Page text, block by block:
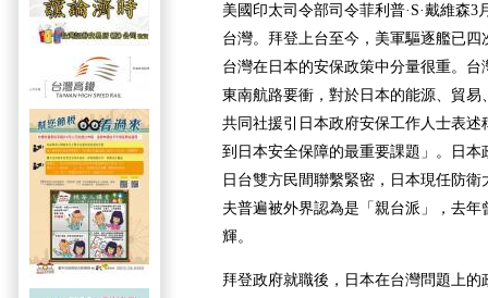
美國印太司令部司令菲利普·S·戴維森
台灣。拜登上台至今，美軍驅逐艦已四
台灣在日本的安保政策中分量很重。
東南航路要衝，對於日本的能源、貿易
共同社援引日本政府安保工作人士表
到日本安全保障的最重要課題」。日
日台雙方民間聯繫緊密，日本現任防
夫普遍被外界認為是「親台派」，去
輝。
拜登政府就職後，日本在台灣問題上的